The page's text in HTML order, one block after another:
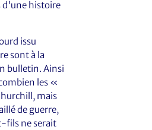
d'une histoire
issu
sont à la
bulletin. Ainsi
les «
mais
de guerre,
fils ne serait